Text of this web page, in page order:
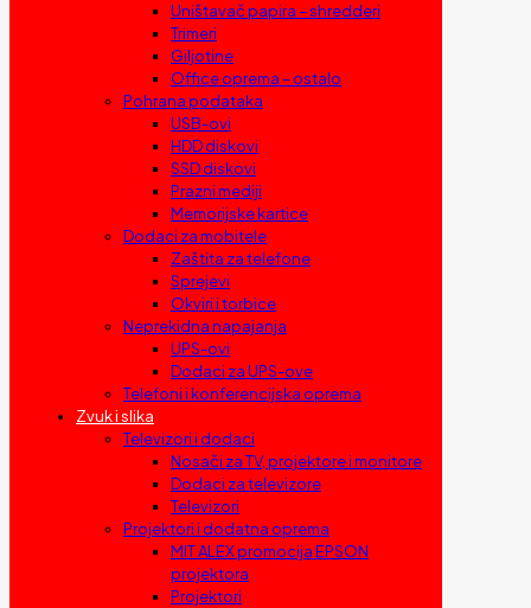
Uništavač papira – shredderi
Trimeri
Giljotine
Office oprema – ostalo
Pohrana podataka
USB-ovi
HDD diskovi
SSD diskovi
Prazni mediji
Memorijske kartice
Dodaci za mobitele
Zaštita za telefone
Sprejevi
Okviri i torbice
Neprekidna napajanja
UPS-ovi
Dodaci za UPS-ove
Telefoni i konferencijska oprema
Zvuk i slika
Televizori i dodaci
Nosači za TV, projektore i monitore
Dodaci za televizore
Televizori
Projektori i dodatna oprema
MIT ALEX promocija EPSON
projektora
Projektori